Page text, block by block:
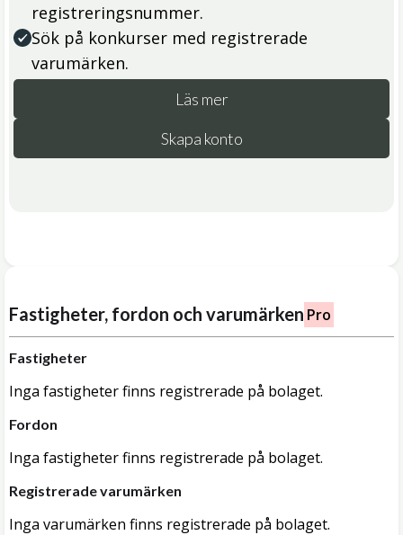
registreringsnummer.
Sök på konkurser med registrerade
varumärken.
Läs mer
Skapa konto
Fastigheter, fordon och varumärken Pro
Fastigheter
Inga fastigheter finns registrerade på bolaget.
Fordon
Inga fastigheter finns registrerade på bolaget.
Registrerade varumärken
Inga varumärken finns registrerade på bolaget.